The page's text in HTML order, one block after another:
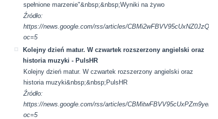
spełnione marzenie"&nbsp;&nbsp;Wyniki na żywo
Źródło:
https://news.google.com/rss/articles/
oc=5
Kolejny dzień matur. W czwartek rozszerzony angielski oraz
historia muzyki - PulsHR
Kolejny dzień matur. W czwartek rozszerzony angielski oraz
historia muzyki&nbsp;&nbsp;PulsHR
Źródło:
https://news.google.com/rss/articles/
oc=5